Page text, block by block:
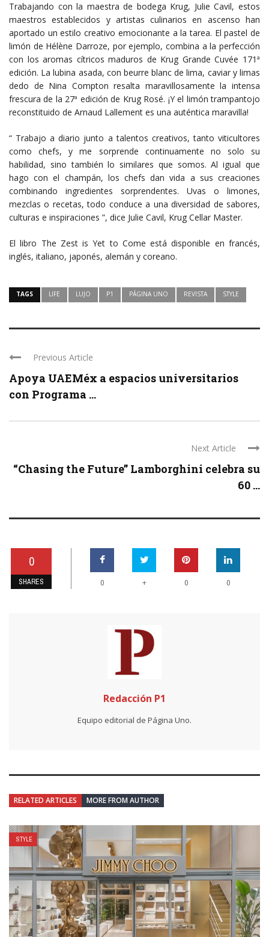
Trabajando con la maestra de bodega Krug, Julie Cavil, estos
maestros establecidos y artistas culinarios en ascenso han
aportado un estilo creativo emocionante a la tarea. El pastel de
limón de Hélène Darroze, por ejemplo, combina a la perfección
con los aromas cítricos maduros de Krug Grande Cuvée 171ª
edición. La lubina asada, con beurre blanc de lima, caviar y limas
dedo de Nina Compton resalta maravillosamente la intensa
frescura de la 27ª edición de Krug Rosé. ¡Y el limón trampantojo
reconstituido de Arnaud Lallement es una auténtica maravilla!
“ Trabajo a diario junto a talentos creativos, tanto viticultores
como chefs, y me sorprende continuamente no solo su
habilidad, sino también lo similares que somos. Al igual que
hago con el champán, los chefs dan vida a sus creaciones
combinando ingredientes sorprendentes. Uvas o limones,
mezclas o recetas, todo conduce a una diversidad de sabores,
culturas e inspiraciones ”, dice Julie Cavil, Krug Cellar Master.
El libro The Zest is Yet to Come está disponible en francés,
inglés, italiano, japonés, alemán y coreano.
TAGS LIFE LUJO P1 PÁGINA UNO REVISTA STYLE
Previous Article
Apoya UAEMéx a espacios universitarios
con Programa ...
Next Article
“Chasing the Future” Lamborghini celebra su
60 ...
0
SHARES 0 + 0 0
Redacción P1
Equipo editorial de Página Uno.
RELATED ARTICLES MORE FROM AUTHOR
STYLE